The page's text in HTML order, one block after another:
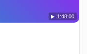
1:48:00